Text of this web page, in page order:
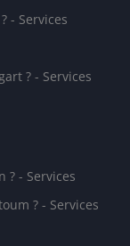
- Services
? - Services
? - Services
? - Services